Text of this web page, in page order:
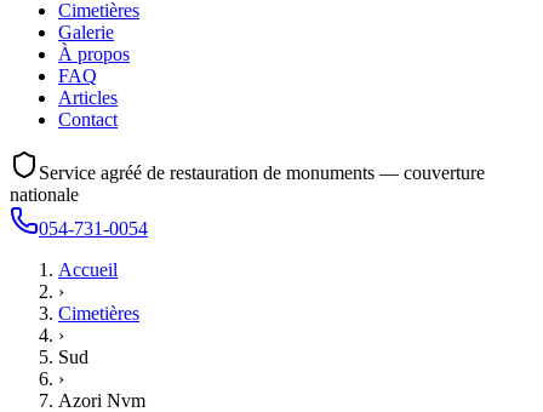
Cimetières
Galerie
À propos
FAQ
Articles
Contact
Service agréé de restauration de monuments — couverture
nationale
054-731-0054
Accueil
›
Cimetières
›
Sud
›
Azori Nvm